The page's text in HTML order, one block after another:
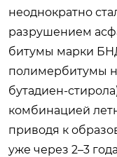
неоднократно
разрушением
битумы марки
полимербитумы
бутадиен-
комбинацией
приводя к
уже через 2–3